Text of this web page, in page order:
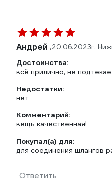
Андрей .20.06.2023г.
Достоинства:
всё прилично, не
Недостатки:
нет
Комментарий:
вещь качественная!
Покупал(а) для:
для соединения шлангов
Ответить